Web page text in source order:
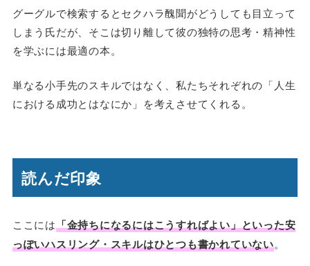
グーグルで検索するとセクハラ醜聞がどうしても目立って
しまう氏だが、そこは切り離して彼の独特の思考・精神性
を学ぶには最適の本。
単なる小手先のスキルではなく、私たちそれぞれの「人生
における成功とはなにか」を考えさせてくれる。
読んだ印象
ここには「金持ちになるにはこうすればよい」といった安
っぽいハスリング・スキルはひとつも書かれていない。